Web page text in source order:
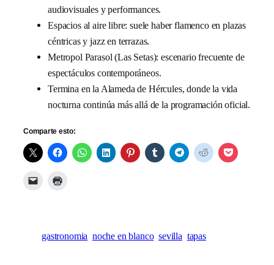
audiovisuales y performances.
Espacios al aire libre: suele haber flamenco en plazas
céntricas y jazz en terrazas.
Metropol Parasol (Las Setas): escenario frecuente de
espectáculos contemporáneos.
Termina en la Alameda de Hércules, donde la vida
nocturna continúa más allá de la programación oficial.
Comparte esto:
gastronomia noche en blanco sevilla tapas